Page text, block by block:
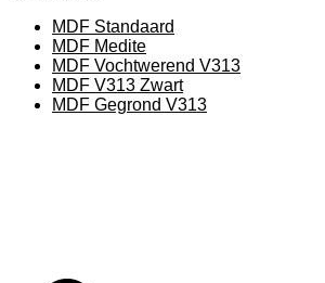
MDF Standaard
MDF Medite
MDF Vochtwerend V313
MDF V313 Zwart
MDF Gegrond V313